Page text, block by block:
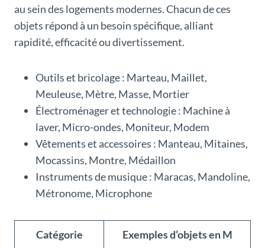
au sein des logements modernes. Chacun de ces
objets répond à un besoin spécifique, alliant
rapidité, efficacité ou divertissement.
Outils et bricolage : Marteau, Maillet,
Meuleuse, Mètre, Masse, Mortier
Électroménager et technologie : Machine à
laver, Micro-ondes, Moniteur, Modem
Vêtements et accessoires : Manteau, Mitaines,
Mocassins, Montre, Médaillon
Instruments de musique : Maracas, Mandoline,
Métronome, Microphone
Catégorie Exemples d’objets en M